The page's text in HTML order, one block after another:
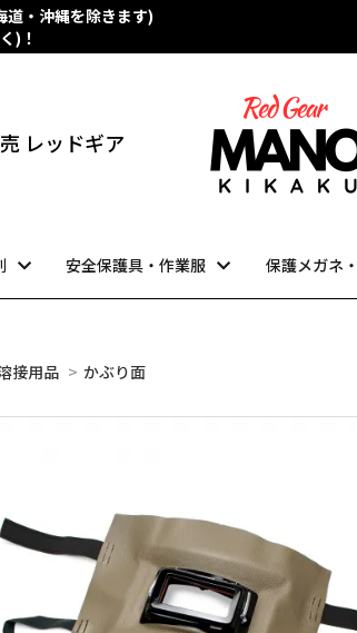
道・沖縄を除きます)
)！
レッドギア
安全保護具・作業服 保護メガネ
接用品 > かぶり面